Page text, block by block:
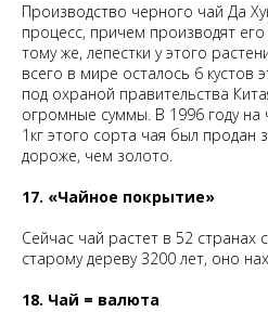
Производство черного чай Да
процесс, причем производят
тому же, лепестки у этого
всего в мире осталось 6 кустов
под охраной правительства
огромные суммы. В 1996 году на
1кг этого сорта чая был продан
дороже, чем золото.
17. «Чайное покрытие»
Сейчас чай растет в 52 странах
старому дереву 3200 лет, оно
18. Чай = валюта